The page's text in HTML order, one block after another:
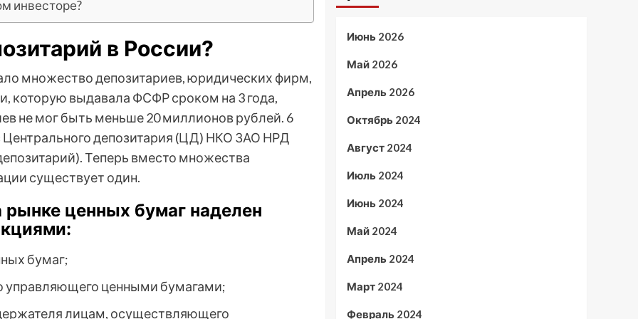
инвесторе?
в России?
множество депозитариев, юридических фирм,
которую выдавала ФСФР сроком на 3 года,
не мог быть меньше 20 миллионов рублей. 6
Центрального депозитария (ЦД) НКО ЗАО НРД
Теперь вместо множества
существует один.
ценных бумаг наделен
бумаг;
управляющего ценными бумагами;
лицам, осуществляющего
Июнь 2026
Май 2026
Апрель 2026
Октябрь 2024
Август 2024
Июль 2024
Июнь 2024
Май 2024
Апрель 2024
Март 2024
Февраль 2024